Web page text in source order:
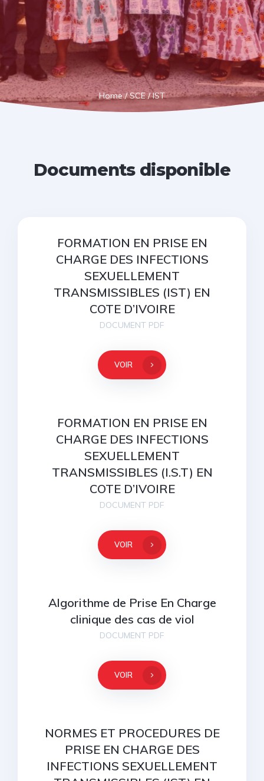
Home / SCE /IST
Documents disponible
FORMATION EN PRISE EN
CHARGE DES INFECTIONS
SEXUELLEMENT
TRANSMISSIBLES (IST) EN
COTE D’IVOIRE
DOCUMENT PDF
VOIR
FORMATION EN PRISE EN
CHARGE DES INFECTIONS
SEXUELLEMENT
TRANSMISSIBLES (I.S.T) EN
COTE D’IVOIRE
DOCUMENT PDF
VOIR
Algorithme de Prise En Charge
clinique des cas de viol
DOCUMENT PDF
VOIR
NORMES ET PROCEDURES DE
PRISE EN CHARGE DES
INFECTIONS SEXUELLEMENT